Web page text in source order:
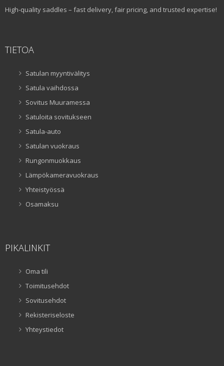
High-quality saddles – fast delivery, fair pricing, and trusted expertise!
TIETOA
Satulan myyntivälitys
Satula vaihdossa
Sovitus Muuramessa
Satuloita sovitukseen
Satula-auto
Satulan vuokraus
Rungonmuokkaus
Lämpökameravuokraus
Yhteistyössä
Osamaksu
PIKALINKIT
Oma tili
Toimitusehdot
Sovitusehdot
Rekisteriseloste
Yhteystiedot